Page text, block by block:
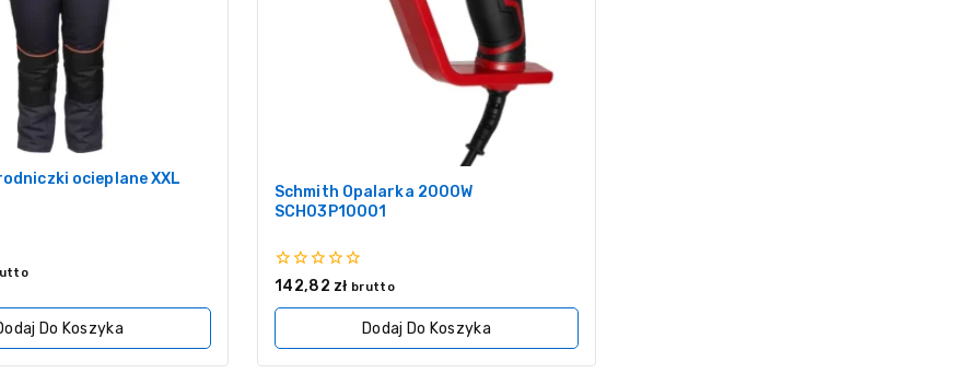
ocieplane XXL
Do Koszyka
Schmith Opalarka 2000W
SCH03P10001
0
5
142,82 zł brutto
Dodaj Do Koszyka